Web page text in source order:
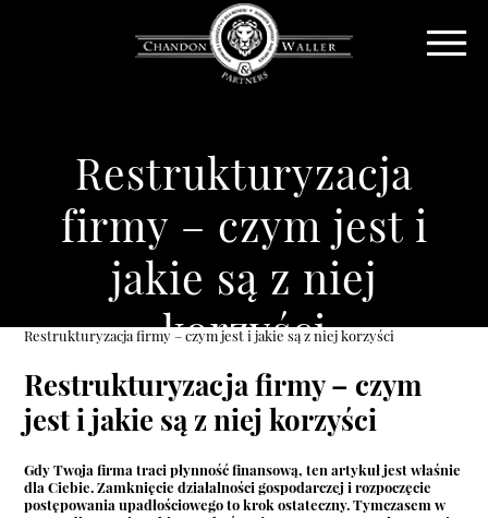
Restrukturyzacja
firmy – czym jest i
jakie są z niej
korzyści
Restrukturyzacja firmy – czym jest i jakie są z niej korzyści
Restrukturyzacja firmy – czym
jest i jakie są z niej korzyści
Gdy Twoja firma traci płynność finansową, ten artykuł jest właśnie
dla Ciebie. Zamknięcie działalności gospodarczej i rozpoczęcie
postępowania upadłościowego to krok ostateczny. Tymczasem w